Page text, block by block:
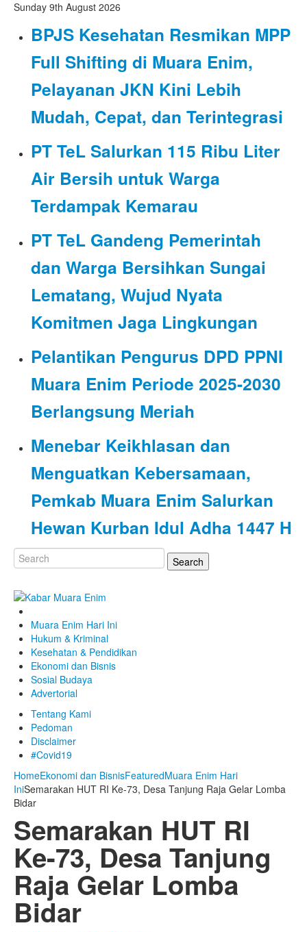
Sunday 9th August 2026
BPJS Kesehatan Resmikan MPP
Full Shifting di Muara Enim,
Pelayanan JKN Kini Lebih
Mudah, Cepat, dan Terintegrasi
PT TeL Salurkan 115 Ribu Liter
Air Bersih untuk Warga
Terdampak Kemarau
PT TeL Gandeng Pemerintah
dan Warga Bersihkan Sungai
Lematang, Wujud Nyata
Komitmen Jaga Lingkungan
Pelantikan Pengurus DPD PPNI
Muara Enim Periode 2025-2030
Berlangsung Meriah
Menebar Keikhlasan dan
Menguatkan Kebersamaan,
Pemkab Muara Enim Salurkan
Hewan Kurban Idul Adha 1447 H
Muara Enim Hari Ini
Hukum & Kriminal
Kesehatan & Pendidikan
Ekonomi dan Bisnis
Sosial Budaya
Advertorial
Tentang Kami
Pedoman
Disclaimer
#Covid19
HomeEkonomi dan BisnisFeaturedMuara Enim Hari
IniSemarakan HUT RI Ke-73, Desa Tanjung Raja Gelar Lomba
Bidar
Semarakan HUT RI
Ke-73, Desa Tanjung
Raja Gelar Lomba
Bidar